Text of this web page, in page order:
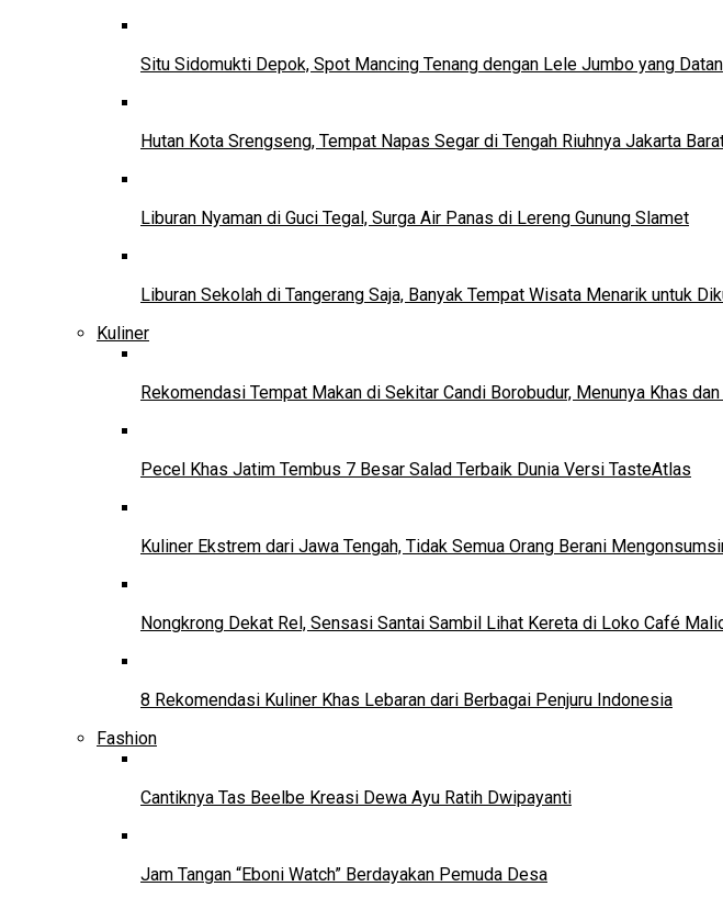
Situ Sidomukti Depok, Spot Mancing Tenang dengan Lele Jumbo yang
Hutan Kota Srengseng, Tempat Napas Segar di Tengah Riuhnya Jakarta
Liburan Nyaman di Guci Tegal, Surga Air Panas di Lereng Gunung Slamet
Liburan Sekolah di Tangerang Saja, Banyak Tempat Wisata Menarik untuk
Kuliner
Rekomendasi Tempat Makan di Sekitar Candi Borobudur, Menunya Khas
Pecel Khas Jatim Tembus 7 Besar Salad Terbaik Dunia Versi TasteAtlas
Kuliner Ekstrem dari Jawa Tengah, Tidak Semua Orang Berani
Nongkrong Dekat Rel, Sensasi Santai Sambil Lihat Kereta di Loko Café
8 Rekomendasi Kuliner Khas Lebaran dari Berbagai Penjuru Indonesia
Fashion
Cantiknya Tas Beelbe Kreasi Dewa Ayu Ratih Dwipayanti
Jam Tangan “Eboni Watch” Berdayakan Pemuda Desa